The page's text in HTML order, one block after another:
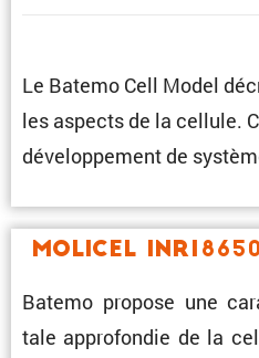
Le Batemo Cell Model
les aspects de la cellule.
dévelop­pe­ment de
Molicel
Batemo propose une
tale appro­fondie de la